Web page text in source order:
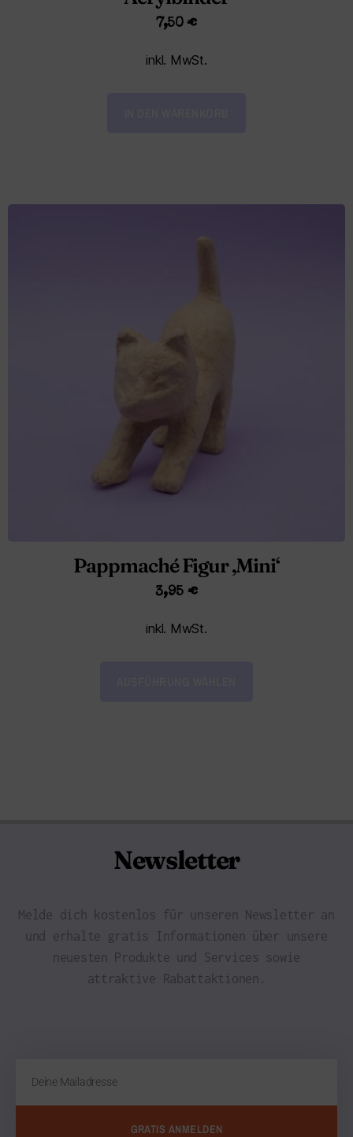
7,50€
inkl. MwSt.
Pappmaché Figur ‚Mini‘
3,95 €
inkl. MwSt.
Newsletter
Melde dich kostenlos für unseren Newsletter an
und erhalte gratis Informationen über unsere
neuesten Produkte und Services sowie
attraktive Rabattaktionen.
GRATIS ANMELDEN